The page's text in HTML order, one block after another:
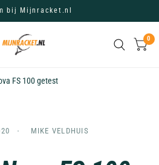
bij Mijnracket.nl
0
FS 100 getest
MIKE VELDHUIS